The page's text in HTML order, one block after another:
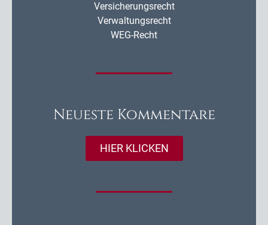
Versicherungsrecht
Verwaltungsrecht
WEG-Recht
Neueste Kommentare
HIER KLICKEN